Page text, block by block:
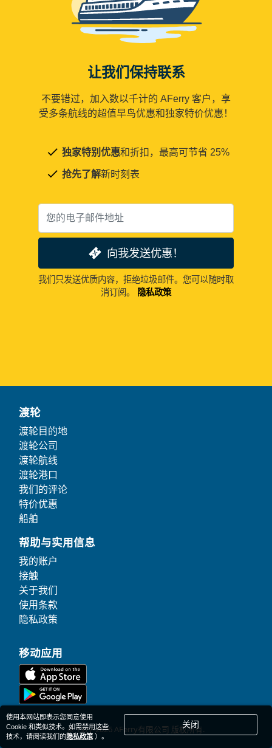
让我们保持联系
不要错过，加入数以千计的 AFerry 客户，享
受多条航线的超值早鸟优惠和独家特价优惠！
独家特别优惠和折扣，最高可节省 25%
抢先了解新时刻表
向我发送优惠！
我们只发送优质内容，拒绝垃圾邮件。您可以随时取
消订阅。
隐私政策
渡轮
渡轮目的地
渡轮公司
渡轮航线
渡轮港口
我们的评论
特价优惠
船舶
帮助与实用信息
我的账户
接触
关于我们
使用条款
隐私政策
移动应用
© 1977-2026 AFerry有限公司 版权所有.
使用本网站即表示您同意使用
Cookie 和类似技术。如需禁用这些
技术，请阅读我们的隐私政策）。
关闭